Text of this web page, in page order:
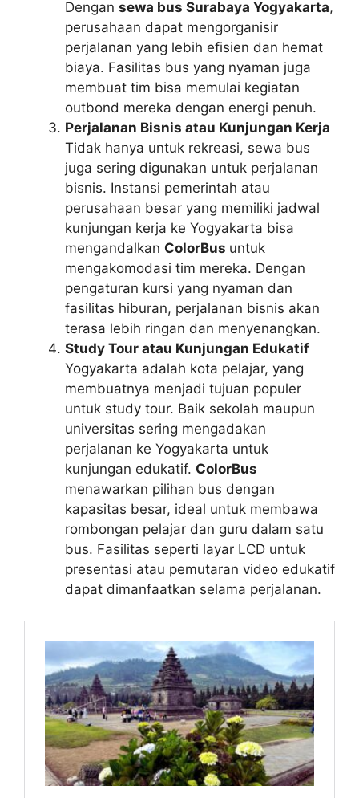
Dengan sewa bus Surabaya Yogyakarta,
perusahaan dapat mengorganisir
perjalanan yang lebih efisien dan hemat
biaya. Fasilitas bus yang nyaman juga
membuat tim bisa memulai kegiatan
outbond mereka dengan energi penuh.
Perjalanan Bisnis atau Kunjungan Kerja
Tidak hanya untuk rekreasi, sewa bus
juga sering digunakan untuk perjalanan
bisnis. Instansi pemerintah atau
perusahaan besar yang memiliki jadwal
kunjungan kerja ke Yogyakarta bisa
mengandalkan ColorBus untuk
mengakomodasi tim mereka. Dengan
pengaturan kursi yang nyaman dan
fasilitas hiburan, perjalanan bisnis akan
terasa lebih ringan dan menyenangkan.
Study Tour atau Kunjungan Edukatif
Yogyakarta adalah kota pelajar, yang
membuatnya menjadi tujuan populer
untuk study tour. Baik sekolah maupun
universitas sering mengadakan
perjalanan ke Yogyakarta untuk
kunjungan edukatif. ColorBus
menawarkan pilihan bus dengan
kapasitas besar, ideal untuk membawa
rombongan pelajar dan guru dalam satu
bus. Fasilitas seperti layar LCD untuk
presentasi atau pemutaran video edukatif
dapat dimanfaatkan selama perjalanan.